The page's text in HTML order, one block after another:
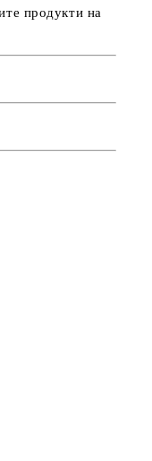
продукти на